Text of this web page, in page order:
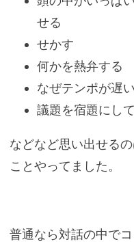
せる
せかす
何かを熱弁する
なぜテンポが遅
議題を宿題にし
などなど思い出せる
ことやってました。
普通なら対話の中で